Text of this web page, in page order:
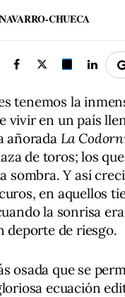
CHUECA
tenemos la
vivir en un país
añorada La
de toros; los
sombra. Y así
en aquellos
la sonrisa
deporte de riesgo.
osada que se
ecuación